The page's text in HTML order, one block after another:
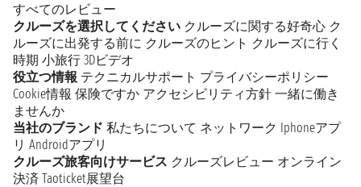
すべてのレビュー
クルーズを選択してください クルーズに関する好奇心 ク
ルーズに出発する前に クルーズのヒント クルーズに行く
時期 小旅行 3Dビデオ
役立つ情報 テクニカルサポート プライバシーポリシー
Cookie情報 保険ですか アクセシビリティ方針 一緒に働き
ませんか
当社のブランド 私たちについて ネットワーク Iphoneアプ
リ Androidアプリ
クルーズ旅客向けサービス クルーズレビュー オンライン
決済 Taoticket展望台